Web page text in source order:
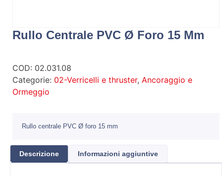
Rullo Centrale PVC Ø Foro 15 Mm
COD: 02.031.08
Categorie: 02-Verricelli e thruster, Ancoraggio e
Ormeggio
Rullo centrale PVC Ø foro 15 mm
Descrizione Informazioni aggiuntive